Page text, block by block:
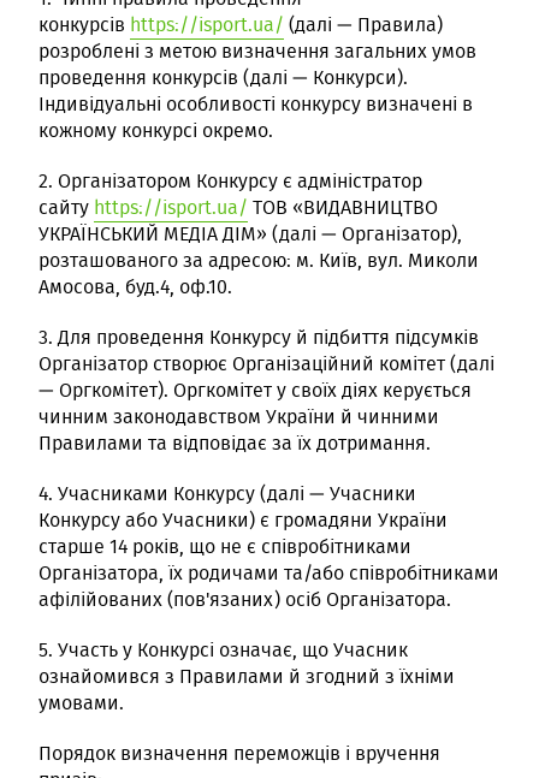
конкурсів https://isport.ua/ (далі — Правила)
розроблені з метою визначення загальних умов
проведення конкурсів (далі — Конкурси).
Індивідуальні особливості конкурсу визначені в
кожному конкурсі окремо.
2. Організатором Конкурсу є адміністратор
сайту https://isport.ua/ ТОВ «ВИДАВНИЦТВО
УКРАЇНСЬКИЙ МЕДІА ДІМ» (далі — Організатор),
розташованого за адресою: м. Київ, вул. Миколи
Амосова, буд.4, оф.10.
3. Для проведення Конкурсу й підбиття підсумків
Організатор створює Організаційний комітет (далі
— Оргкомітет). Оргкомітет у своїх діях керується
чинним законодавством України й чинними
Правилами та відповідає за їх дотримання.
4. Учасниками Конкурсу (далі — Учасники
Конкурсу або Учасники) є громадяни України
старше 14 років, що не є співробітниками
Організатора, їх родичами та/або співробітниками
афілійованих (пов'язаних) осіб Організатора.
5. Участь у Конкурсі означає, що Учасник
ознайомився з Правилами й згодний з їхніми
умовами.
Порядок визначення переможців і вручення